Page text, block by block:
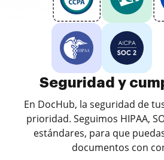
Seguridad y
En DocHub, la seguridad de
prioridad. Seguimos HIPAA,
estándares, para que
documentos con